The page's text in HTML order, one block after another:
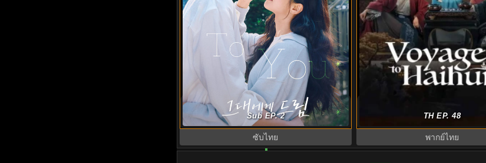
Dream to You (2026) เติมฝันในใจเธอ
พากย์ไทย ซับไทย EP1-12
Sub EP. 2
ซับไทย
to Haihun S2 พากย์ไทย
TH EP. 48
พากย์ไทย